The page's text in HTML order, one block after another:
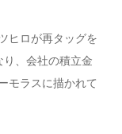
ヒロが再タッグを
、会社の積立金
モラスに描かれて